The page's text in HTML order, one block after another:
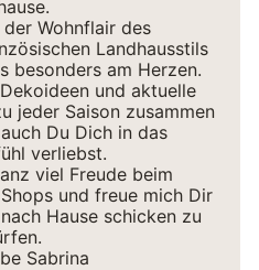
Wohnflair des
Landhausstils
besonders am Herzen.
und aktuelle
jeder Saison zusammen
Du Dich in das
verliebst.
viel Freude beim
und freue mich Dir
Hause schicken zu
Sabrina